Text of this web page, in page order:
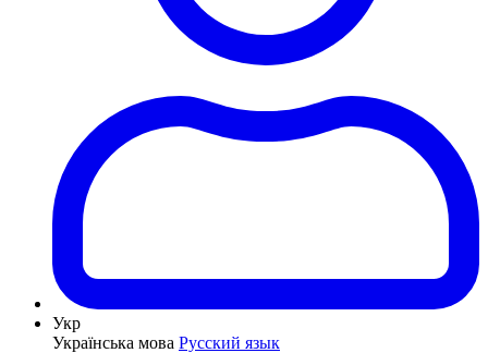
Укр
Українська мова Русский язык